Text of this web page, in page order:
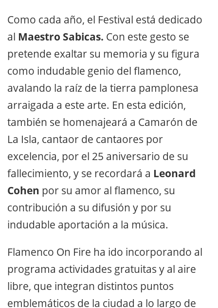
Como cada año, el Festival está dedicado
al Maestro Sabicas. Con este gesto se
pretende exaltar su memoria y su figura
como indudable genio del flamenco,
avalando la raíz de la tierra pamplonesa
arraigada a este arte. En esta edición,
también se homenajeará a Camarón de
La Isla, cantaor de cantaores por
excelencia, por el 25 aniversario de su
fallecimiento, y se recordará a Leonard
Cohen por su amor al flamenco, su
contribución a su difusión y por su
indudable aportación a la música.
Flamenco On Fire ha ido incorporando al
programa actividades gratuitas y al aire
libre, que integran distintos puntos
emblemáticos de la ciudad a lo largo de